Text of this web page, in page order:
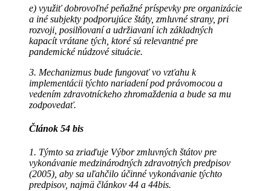
e) využiť dobrovoľné peňažné príspevky pre organizácie
a iné subjekty podporujúce štáty, zmluvné strany, pri
rozvoji, posilňovaní a udržiavaní ich základných
kapacít vrátane tých, ktoré sú relevantné pre
pandemické núdzové situácie.
3. Mechanizmus bude fungovať vo vzťahu k
implementácii týchto nariadení pod právomocou a
vedením zdravotníckeho zhromaždenia a bude sa mu
zodpovedať.
Článok 54 bis
1. Týmto sa zriaďuje Výbor zmluvných štátov pre
vykonávanie medzinárodných zdravotných predpisov
(2005), aby sa uľahčilo účinné vykonávanie týchto
predpisov, najmä článkov 44 a 44bis.